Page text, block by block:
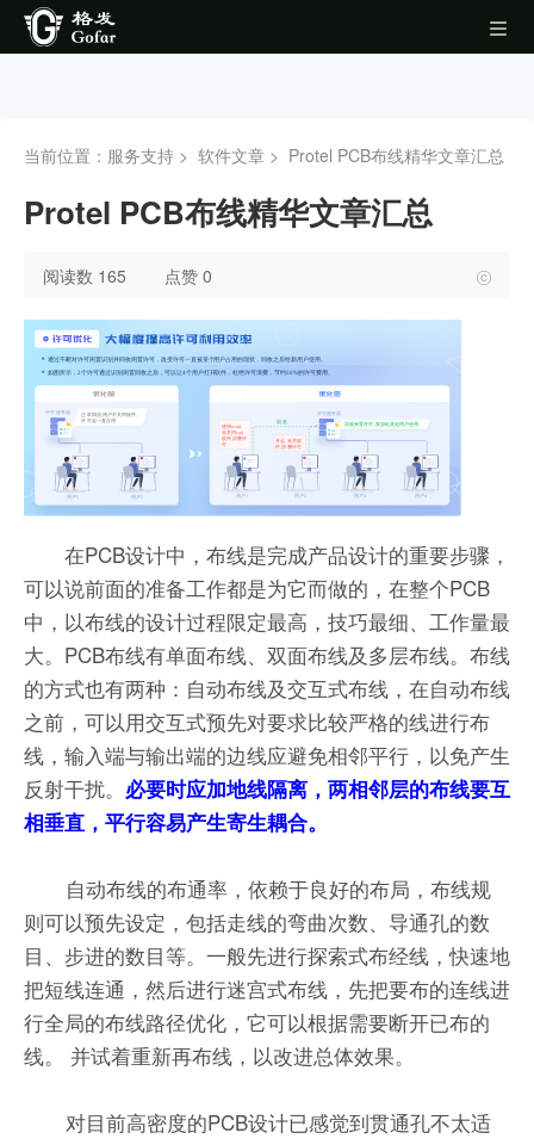
当前位置：服务支持 > 软件文章 > Protel PCB布线精华文章汇总
Protel PCB布线精华文章汇总
阅读数 165 点赞 0
在PCB设计中，布线是完成产品设计的重要步骤，
可以说前面的准备工作都是为它而做的，在整个PCB
中，以布线的设计过程限定最高，技巧最细、工作量最
大。PCB布线有单面布线、双面布线及多层布线。布线
的方式也有两种：自动布线及交互式布线，在自动布线
之前，可以用交互式预先对要求比较严格的线进行布
线，输入端与输出端的边线应避免相邻平行，以免产生
反射干扰。 必要时应加地线隔离，两相邻层的布线要互
相垂直，平行容易产生寄生耦合。
自动布线的布通率，依赖于良好的布局，布线规
则可以预先设定，包括走线的弯曲次数、导通孔的数
目、步进的数目等。一般先进行探索式布经线，快速地
把短线连通，然后进行迷宫式布线，先把要布的连线进
行全局的布线路径优化，它可以根据需要断开已布的
线。 并试着重新再布线，以改进总体效果。
对目前高密度的PCB设计已感觉到贯通孔不太适